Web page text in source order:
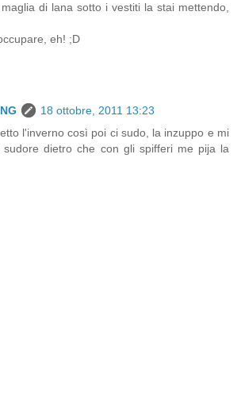
di lana sotto i vestiti la stai mettendo,
eh! ;D
18 ottobre, 2011 13:23
l'inverno così poi ci sudo, la inzuppo e mi
sudore dietro che con gli spifferi me pija la